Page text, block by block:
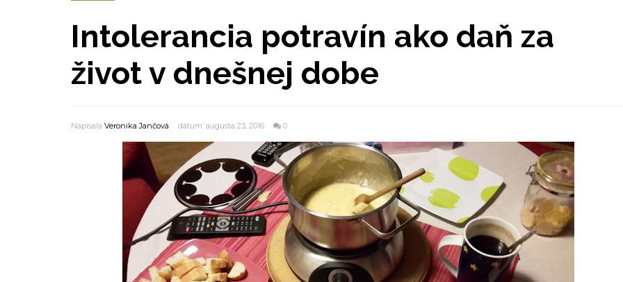
Intolerancia potravín ako daň za
život v dnešnej dobe
Napísala Veronika Jančová dátum: augusta 23, 2016 0